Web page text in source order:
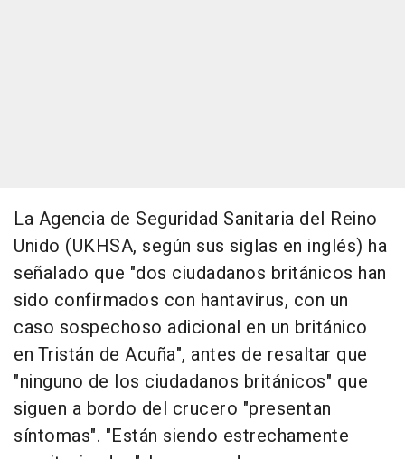
La Agencia de Seguridad Sanitaria del Reino
Unido (UKHSA, según sus siglas en inglés) ha
señalado que "dos ciudadanos británicos han
sido confirmados con hantavirus, con un
caso sospechoso adicional en un británico
en Tristán de Acuña", antes de resaltar que
"ninguno de los ciudadanos británicos" que
siguen a bordo del crucero "presentan
síntomas". "Están siendo estrechamente